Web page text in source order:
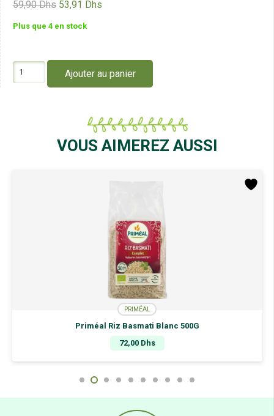
59,90Dhs Le
initial
53,91 DhsLe
Plus que 4 en stock
quantité
Ajouter au panier
VOUS AIMEREZ AUSSI
PRIMÉAL
Priméal Riz Basmati Blanc 500G
72,00 Dhs